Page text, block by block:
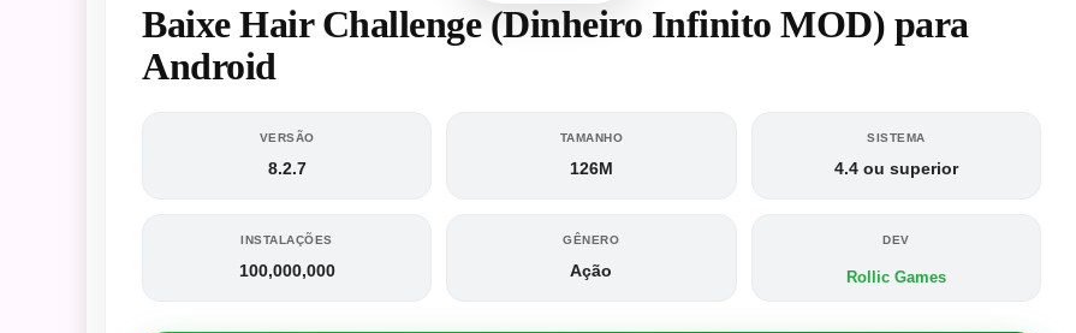
Baixe Hair Challenge (Dinheiro Infinito MOD) para
Android
VERSÃO
8.2.7
TAMANHO
126M
SISTEMA
4.4 ou superior
INSTALAÇÕES
100,000,000
GÊNERO
Ação
DEV
Rollic Games